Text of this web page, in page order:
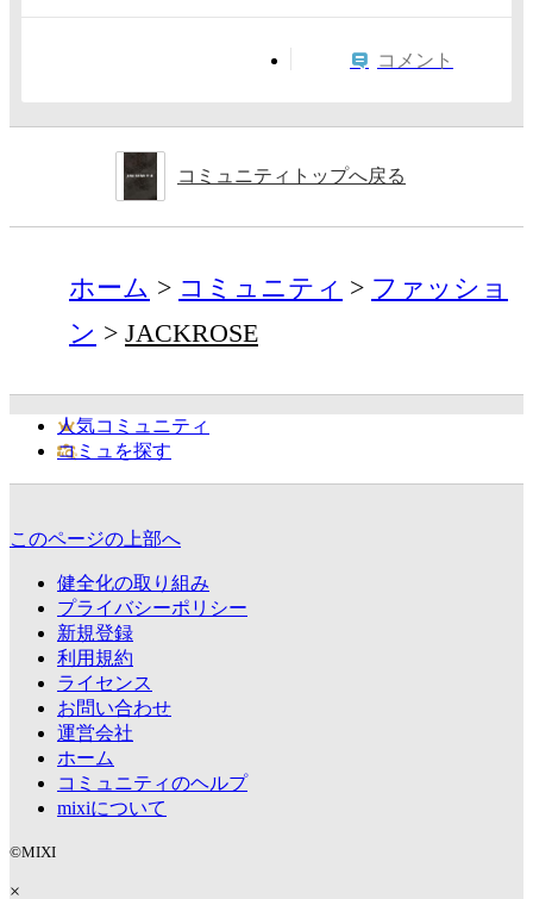
コメント
コミュニティトップへ戻る
ホーム コミュニティ
ファッショ
ン
JACKROSE
人気コミュニティ
コミュを探す
このページの上部へ
健全化の取り組み
プライバシーポリシー
新規登録
利用規約
ライセンス
お問い合わせ
運営会社
ホーム
コミュニティのヘルプ
mixiについて
©MIXI
×